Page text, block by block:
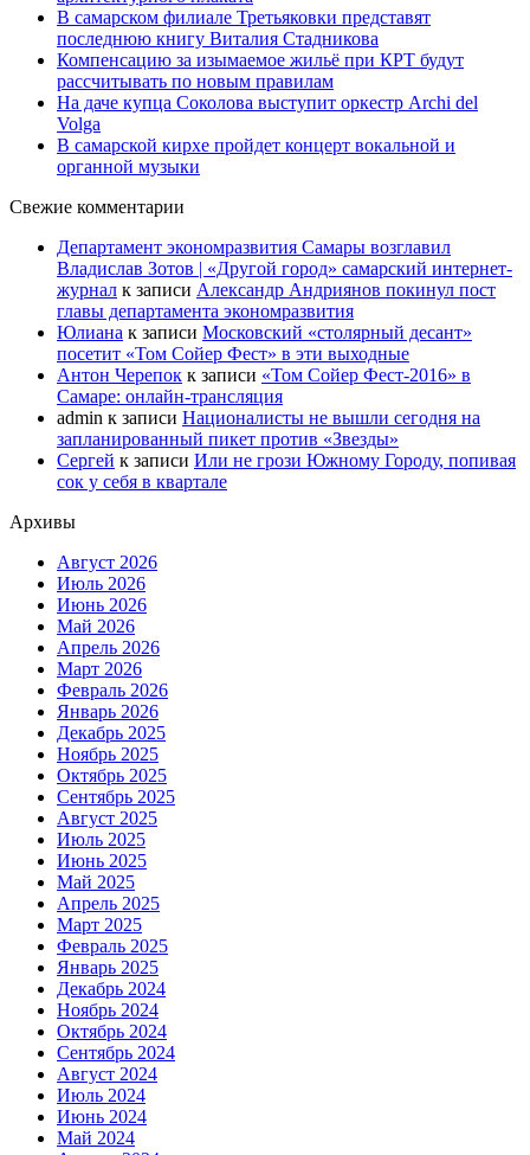
В самарском филиале Третьяковки представят
последнюю книгу Виталия Стадникова
Компенсацию за изымаемое жильё при КРТ будут
рассчитывать по новым правилам
На даче купца Соколова выступит оркестр Archi del
Volga
В самарской кирхе пройдет концерт вокальной и
органной музыки
Свежие комментарии
Департамент экономразвития Самары возглавил
Владислав Зотов | «Другой город» самарский интернет-
журнал к записи Александр Андриянов покинул пост
главы департамента экономразвития
Юлиана к записи Московский «столярный десант»
посетит «Том Сойер Фест» в эти выходные
Антон Черепок к записи «Том Сойер Фест-2016» в
Самаре: онлайн-трансляция
admin к записи Националисты не вышли сегодня на
запланированный пикет против «Звезды»
Сергей к записи Или не грози Южному Городу, попивая
сок у себя в квартале
Архивы
Август 2026
Июль 2026
Июнь 2026
Май 2026
Апрель 2026
Март 2026
Февраль 2026
Январь 2026
Декабрь 2025
Ноябрь 2025
Октябрь 2025
Сентябрь 2025
Август 2025
Июль 2025
Июнь 2025
Май 2025
Апрель 2025
Март 2025
Февраль 2025
Январь 2025
Декабрь 2024
Ноябрь 2024
Октябрь 2024
Сентябрь 2024
Август 2024
Июль 2024
Июнь 2024
Май 2024